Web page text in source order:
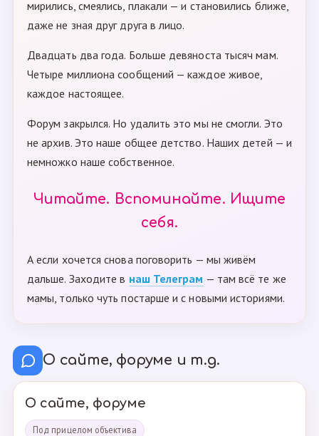
мирились, смеялись, плакали — и становились ближе,
даже не зная друг друга в лицо.
Двадцать два года. Больше девяноста тысяч мам.
Четыре миллиона сообщений — каждое живое,
каждое настоящее.
Форум закрылся. Но удалить это мы не смогли. Это
не архив. Это наше общее детство. Наших детей — и
немножко наше собственное.
Читайте. Вспоминайте. Ищите
себя.
А если хочется снова поговорить — мы живём
дальше. Заходите в наш Телеграм — там всё те же
мамы, только чуть постарше и с новыми историями.
О сайте, форуме и т.д.
О сайте, форуме
Под прицелом объектива